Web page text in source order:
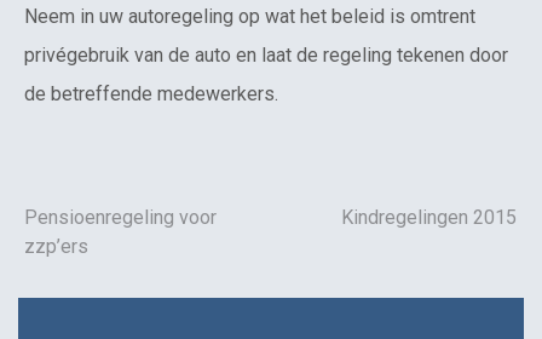
Neem in uw autoregeling op wat het beleid is omtrent
privégebruik van de auto en laat de regeling tekenen door
de betreffende medewerkers.
Pensioenregeling voor
zzp’ers
Kindregelingen 2015